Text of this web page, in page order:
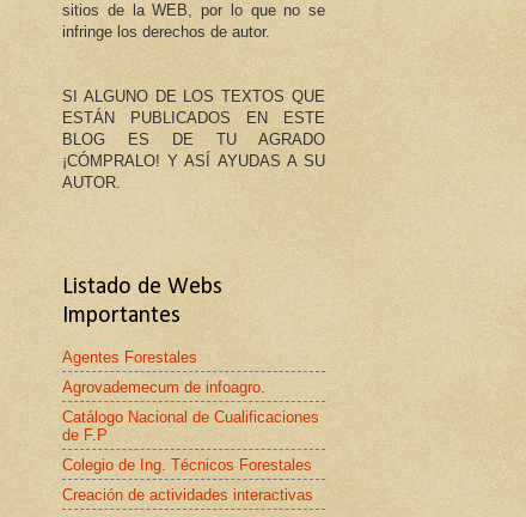
sitios de la WEB, por lo que no se
infringe los derechos de autor.
SI ALGUNO DE LOS TEXTOS QUE
ESTÁN PUBLICADOS EN ESTE
BLOG ES DE TU AGRADO
¡CÓMPRALO! Y ASÍ AYUDAS A SU
AUTOR.
Listado de Webs
Importantes
Agentes Forestales
Agrovademecum de infoagro.
Catálogo Nacional de Cualificaciones
de F.P
Colegio de Ing. Técnicos Forestales
Creación de actividades interactivas